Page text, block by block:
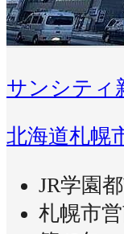
サンシティ
北海道札幌
JR学園
札幌市